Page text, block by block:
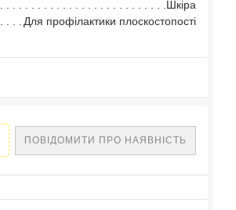
Шкіра
Для профілактики плоскостопості
ПОВІДОМИТИ ПРО НАЯВНІСТЬ